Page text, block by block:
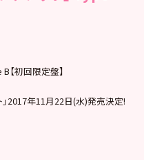
【初回限定盤】
2017年11月22日(水)発売決定!